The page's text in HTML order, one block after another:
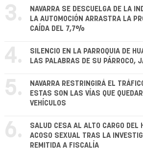
3.
NAVARRA SE DESCUELGA DE LA
LA AUTOMOCIÓN ARRASTRA LA
CAÍDA DEL 7,7%
4.
SILENCIO EN LA PARROQUIA DE
LAS PALABRAS DE SU PÁRROCO,
5.
NAVARRA RESTRINGIRÁ EL
ESTAS SON LAS VÍAS QUE
VEHÍCULOS
6.
SALUD CESA AL ALTO CARGO DEL
ACOSO SEXUAL TRAS LA
REMITIDA A FISCALÍA